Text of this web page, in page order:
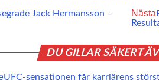
Nästa
Jack Hermansson –
DU GILLAR SÄKERT
UFC-sensationen får karriärens